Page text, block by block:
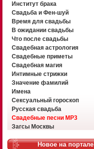
Институт брака
Свадьба и Фен-шуй
Время для свадьбы
В ожидании свадьбы
Что после свадьбы
Свадебная астрология
Свадебные приметы
Свадебная магия
Интимные стрижки
Значение фамилий
Имена
Сексуальный гороскоп
Русская свадьба
Свадебные песни MP3
Загсы Москвы
Новое на портале